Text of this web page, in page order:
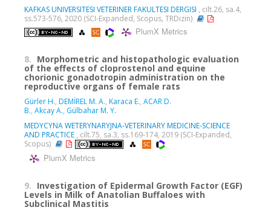
KAFKAS UNIVERSITESI VETERINER FAKULTESI DERGISI , cilt.26, sa.4,
ss.573-576, 2020 (SCI-Expanded, Scopus, TRDizin)
PlumX Metrics
8. Morphometric and histopathologic evaluation
of the effects of cloprostenol and equine
chorionic gonadotropin administration on the
reproductive organs of female rats
Gürler H., DEMİREL M. A., Karaca E., ACAR D.
B., Akcay A., Gülbahar M. Y.
MEDYCYNA WETERYNARYJNA-VETERINARY MEDICINE-SCIENCE
AND PRACTICE , cilt.75, sa.3, ss.169-174, 2019 (SCI-Expanded,
Scopus)
PlumX Metrics
9. Investigation of Epidermal Growth Factor (EGF)
Levels in Milk of Anatolian Buffaloes with
Subclinical Mastitis